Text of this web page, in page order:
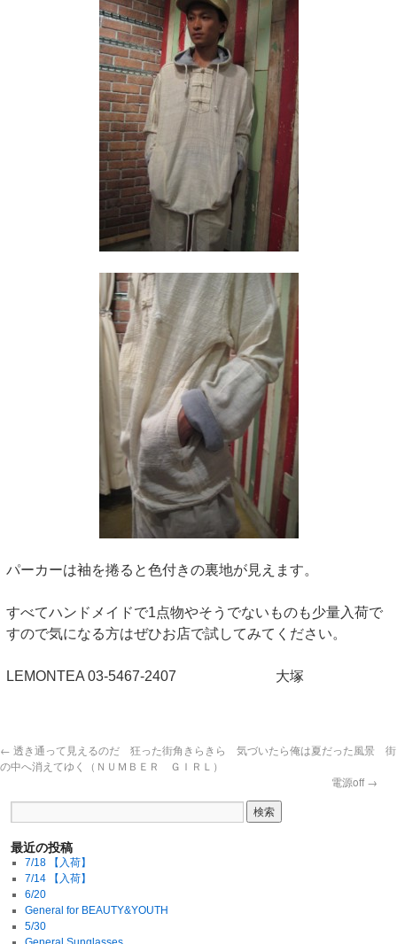
パーカーは袖を捲ると色付きの裏地が見えます。
すべてハンドメイドで1点物やそうでないものも少量入荷で
すので気になる方はぜひお店で試してみてください。
LEMONTEA 03-5467-2407 大塚
← 透き通って見えるのだ 狂った街角きらきら 気づいたら俺は夏だった風景 街
の中へ消えてゆく（ＮＵＭＢＥＲ ＧＩＲＬ）
電源off →
最近の投稿
7/18 【入荷】
7/14 【入荷】
6/20
General for BEAUTY&YOUTH
5/30